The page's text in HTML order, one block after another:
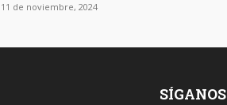
11 de noviembre, 2024
SÍGANOS